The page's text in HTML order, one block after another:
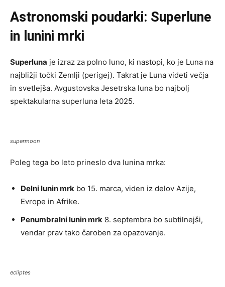
Astronomski poudarki: Superlune
in lunini mrki
Superluna je izraz za polno luno, ki nastopi, ko je Luna na
najbližji točki Zemlji (perigej). Takrat je Luna videti večja
in svetlejša. Avgustovska Jesetrska luna bo najbolj
spektakularna superluna leta 2025.
supermoon
Poleg tega bo leto prineslo dva lunina mrka:
Delni lunin mrk bo 15. marca, viden iz delov Azije,
Evrope in Afrike.
Penumbralni lunin mrk 8. septembra bo subtilnejši,
vendar prav tako čaroben za opazovanje.
ecliptes